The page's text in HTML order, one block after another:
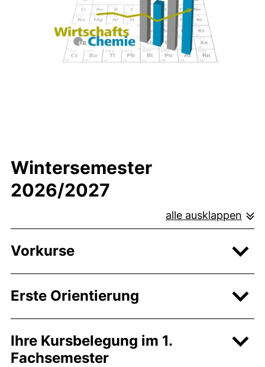
Wintersemester
2026/2027
alle ausklappen
Vorkurse
Erste Orientierung
Ihre Kursbelegung im 1.
Fachsemester